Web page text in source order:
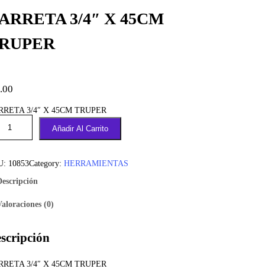
3/4″ X 45CM
3/4″ X 45CM TRUPER
Añadir Al Carrito
10853Category: HERRAMIENTAS
(0)
3/4″ X 45CM TRUPER